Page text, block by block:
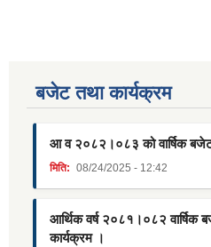
बजेट तथा कार्यक्रम
आ व २०८२।०८३ को वार्षिक बजेट
मिति: 08/24/2025 - 12:42
आर्थिक वर्ष २०८१।०८२ वार्षिक
कार्यक्रम ।